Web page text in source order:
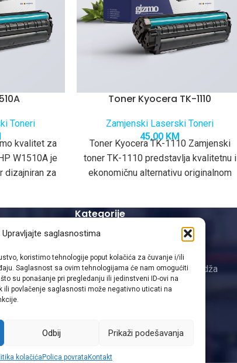
Upravljajte saglasnostima
koristimo tehnologije poput kolačića za čuvanje i/ili
Saglasnost sa ovim tehnologijama će nam omogućiti
su ponašanje pri pregledanju ili jedinstveni ID-ovi na
ili povlačenje saglasnosti može negativno uticati na
Odbij Prikaži podešavanja
kolačića Polica povrata Kontakt
Toneri
kvalitet za
W1510A je
dizajniran za
Toner Kyocera TK-1110
Zamjenski Laserski Toneri
45,00 KM
Toner Kyocera TK-1110 Zamjenski
toner TK-1110 predstavlja kvalitetnu i
ekonomičnu alternativu originalnom
Kyocera
godine,
za
faks i
godine.
za
na području
Kategorije
Zamjenski Laserski Toneri
Zamjenski Kopir Toneri
Mašinsko punjenje InkJet Kertridža
Zamjenski Inkjet Kertridži